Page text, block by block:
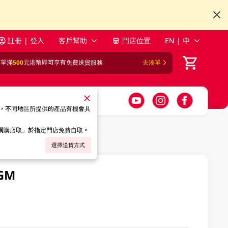
註冊 | 登入 客戶幫助 門店位置 EN | 中
滿500元港幣即可享有免費送貨服務 去湊單
不同地區所提供的產品有機會具
店取」於指定門店免費自取。
選擇送貨方式